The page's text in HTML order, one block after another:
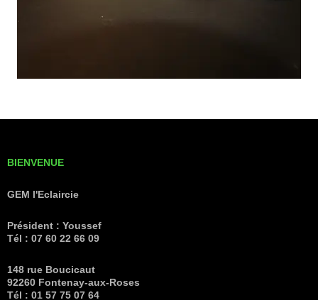
BIENVENUE
GEM l'Eclaircie
Président : Youssef
Tél : 07 60 22 66 09
148 rue Boucicaut
92260 Fontenay-aux-Roses
Tél : 01 57 75 07 64